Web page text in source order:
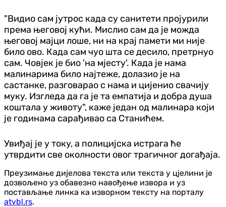
"Видио сам јутрос када су санитети пројурили
према његовој кући. Мислио сам да је можда
његовој мајци лоше, ни на крај памети ми није
било ово. Када сам чуо шта се десило, претрнуо
сам. Човјек је био 'на мјесту'. Када је нама
малинарима било најтеже, долазио је на
састанке, разговарао с нама и цијенио свачију
муку. Изгледа да га је та емпатија и добра душа
коштала у животу", каже један од малинара који
је годинама сарађивао са Станићем.
Увиђај је у току, а полицијска истрага ће
утврдити све околности овог трагичног догађаја.
Преузимање дијелова текста или текста у цјелини је
дозвољено уз обавезно навођење извора и уз
постављање линка ка изворном тексту на порталу
atvbl.rs.